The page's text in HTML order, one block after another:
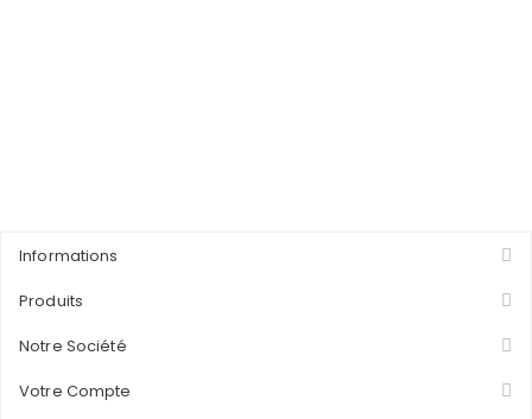
Informations
Produits
Notre Société
Votre Compte